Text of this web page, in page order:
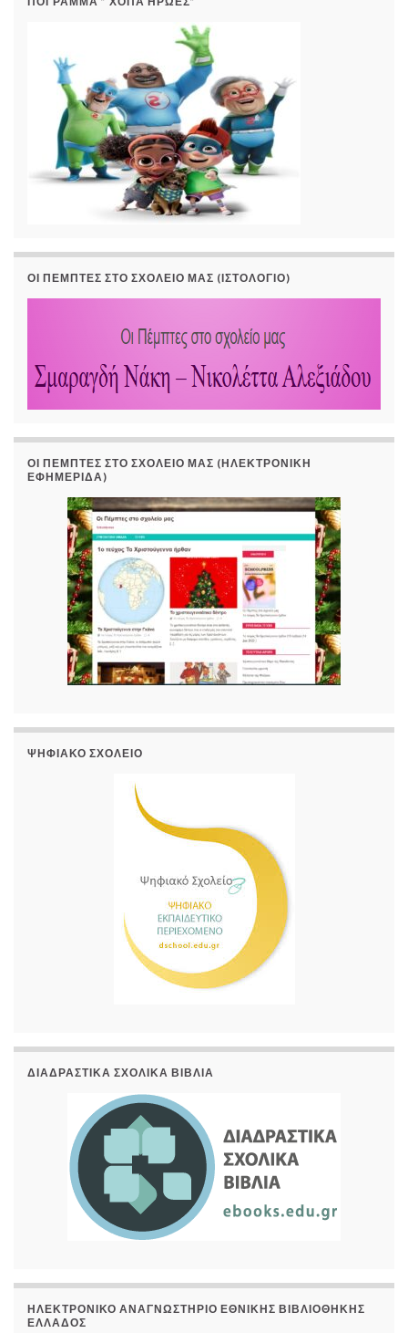
ΟΙ ΠΈΜΠΤΕΣ ΣΤΟ ΣΧΟΛΕΊΟ ΜΑΣ (ΙΣΤΟΛΌΓΙΟ)
ΟΙ ΠΈΜΠΤΕΣ ΣΤΟ ΣΧΟΛΕΊΟ ΜΑΣ (ΗΛΕΚΤΡΟΝΙΚΉ
ΕΦΗΜΕΡΊΔΑ)
ΨΗΦΙΑΚΌ ΣΧΟΛΕΊΟ
ΔΙΑΔΡΑΣΤΙΚΆ ΣΧΟΛΙΚΆ ΒΙΒΛΊΑ
ΗΛΕΚΤΡΟΝΙΚΌ ΑΝΑΓΝΩΣΤΉΡΙΟ ΕΘΝΙΚΉΣ ΒΙΒΛΙΟΘΉΚΗΣ
ΕΛΛΆΔΟΣ